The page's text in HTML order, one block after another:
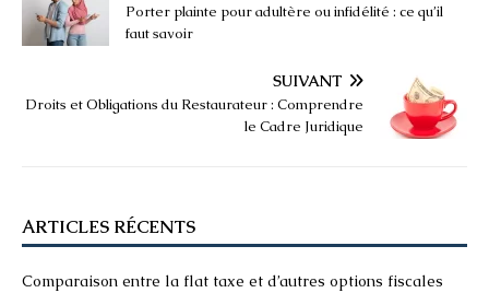
Porter plainte pour adultère ou infidélité : ce qu’il
faut savoir
SUIVANT
Droits et Obligations du Restaurateur : Comprendre
le Cadre Juridique
ARTICLES RÉCENTS
Comparaison entre la flat taxe et d’autres options fiscales